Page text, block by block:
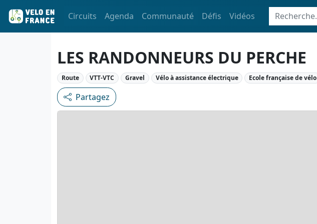
Circuits Agenda Communauté Défis Vidéos
LES RANDONNEURS DU PERCHE
Route VTT-VTC Gravel Vélo à assistance électrique Ecole française de vélo
Partagez